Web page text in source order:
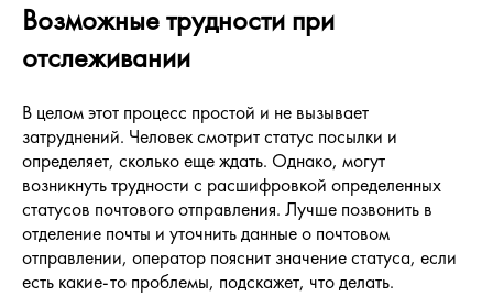
Возможные трудности при
отслеживании
В целом этот процесс простой и не вызывает
затруднений. Человек смотрит статус посылки и
определяет, сколько еще ждать. Однако, могут
возникнуть трудности с расшифровкой определенных
статусов почтового отправления. Лучше позвонить в
отделение почты и уточнить данные о почтовом
отправлении, оператор пояснит значение статуса, если
есть какие-то проблемы, подскажет, что делать.